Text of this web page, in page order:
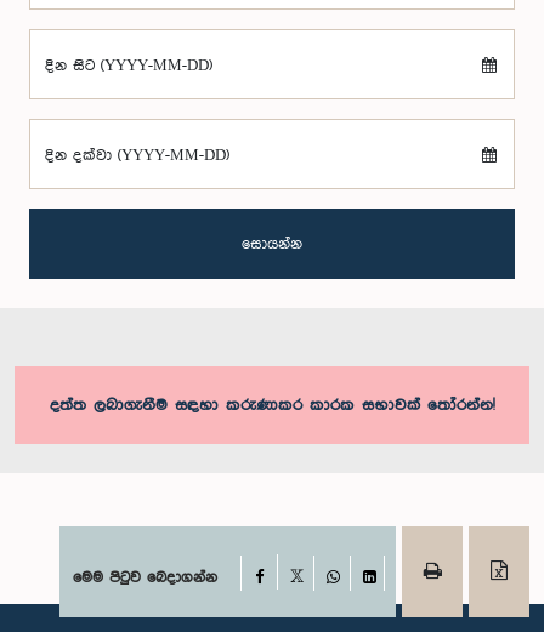
දින සිට (YYYY-MM-DD)
දින දක්වා (YYYY-MM-DD)
සොයන්න
දත්ත ලබාගැනීම සඳහා කරුණාකර කාරක සභාවක් තෝරන්න!
මෙම පිටුව බෙදාගන්න Facebook
WhatsAppLinkedIn